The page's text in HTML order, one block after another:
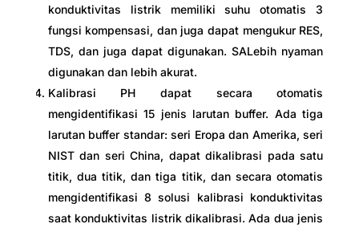
konduktivitas listrik memiliki suhu otomatis 3
fungsi kompensasi, dan juga dapat mengukur RES,
TDS, dan juga dapat digunakan. SALebih nyaman
digunakan dan lebih akurat.
Kalibrasi PH dapat secara otomatis
mengidentifikasi 15 jenis larutan buffer. Ada tiga
larutan buffer standar: seri Eropa dan Amerika, seri
NIST dan seri China, dapat dikalibrasi pada satu
titik, dua titik, dan tiga titik, dan secara otomatis
mengidentifikasi 8 solusi kalibrasi konduktivitas
saat konduktivitas listrik dikalibrasi. Ada dua jenis